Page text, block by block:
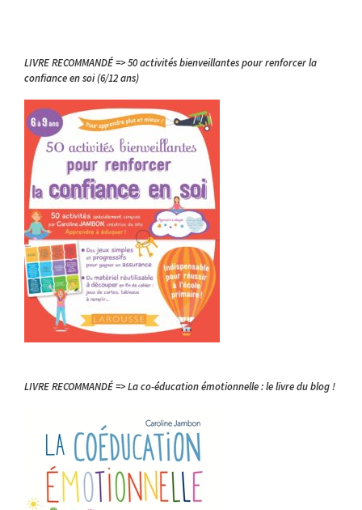
LIVRE RECOMMANDÉ => 50 activités bienveillantes pour renforcer la
confiance en soi (6/12 ans)
LIVRE RECOMMANDÉ => La co-éducation émotionnelle : le livre du blog !